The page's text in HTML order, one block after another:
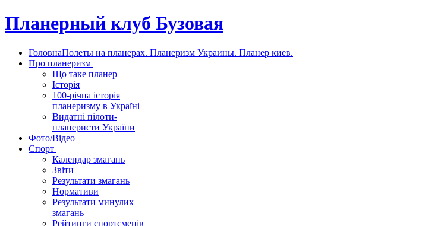
Планерный клуб Бузовая
ГоловнаПолеты на планерах. Планеризм Украины. Планер киев.
Про планеризм
Що таке планер
Історія
100-річна історія
планеризму в Україні
Видатні пілоти-
планеристи України
Фото/Відео
Спорт
Календар змагань
Звіти
Результати змагань
Нормативи
Результати минулих
змагань
Рейтинги спортсменів